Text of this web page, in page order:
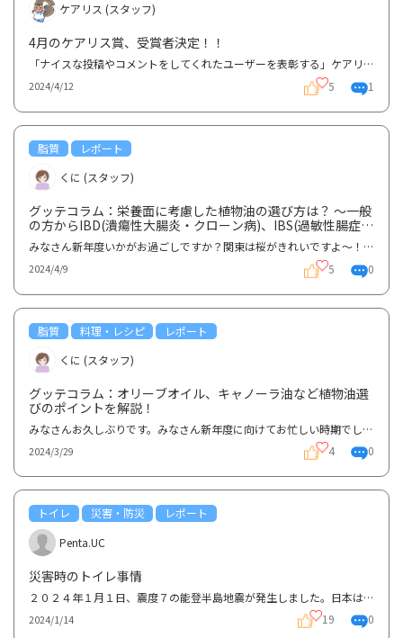
ケアリス (スタッフ)
4月のケアリス賞、受賞者決定！！
「ナイスな投稿やコメントをしてくれたユーザーを表彰する」ケアリス賞ですが、今月の受賞者は、1～3月...
2024/4/12 5 1
脂質
レポート
くに (スタッフ)
グッテコラム：栄養面に考慮した植物油の選び方は？ 〜一般
の方からIBD(潰瘍性大腸炎・クローン病)、IBS(過敏性腸症候
群)の方向け～
みなさん新年度いかがお過ごしですか？関東は桜がきれいですよ～！さて、今回はグッテコラムのご紹介を...
2024/4/9 5 0
脂質 料理・レシピ
レポート
くに (スタッフ)
グッテコラム：オリーブオイル、キャノーラ油など植物油選
びのポイントを解説！
みなさんお久しぶりです。みなさん新年度に向けてお忙しい時期でしょうか。私は最近引っ越しをしました...
2024/3/29 4 0
トイレ 災害・防災
レポート
Penta.UC
災害時のトイレ事情
２０２４年１月１日、震度７の能登半島地震が発生しました。日本は地震や台風など自然災害の多い国です...
2024/1/14 19 0